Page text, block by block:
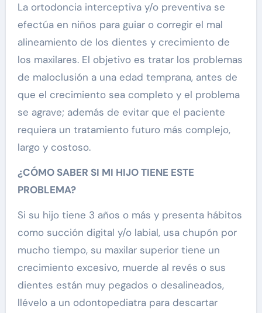
La ortodoncia interceptiva y/o preventiva se
efectúa en niños para guiar o corregir el mal
alineamiento de los dientes y crecimiento de
los maxilares. El objetivo es tratar los problemas
de maloclusión a una edad temprana, antes de
que el crecimiento sea completo y el problema
se agrave; además de evitar que el paciente
requiera un tratamiento futuro más complejo,
largo y costoso.
¿CÓMO SABER SI MI HIJO TIENE ESTE
PROBLEMA?
Si su hijo tiene 3 años o más y presenta hábitos
como succión digital y/o labial, usa chupón por
mucho tiempo, su maxilar superior tiene un
crecimiento excesivo, muerde al revés o sus
dientes están muy pegados o desalineados,
llévelo a un odontopediatra para descartar